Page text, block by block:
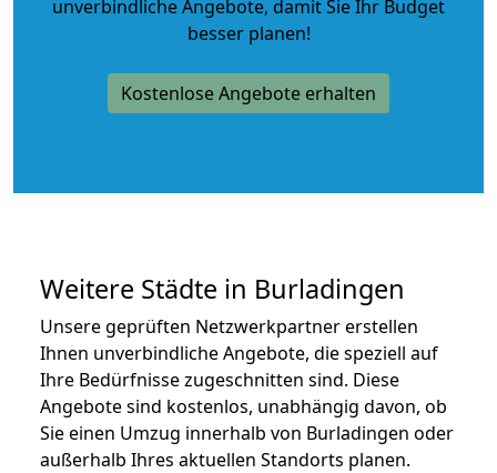
unverbindliche Angebote, damit Sie Ihr Budget
besser planen!
Kostenlose Angebote erhalten
Weitere Städte in Burladingen
Unsere geprüften Netzwerkpartner erstellen
Ihnen unverbindliche Angebote, die speziell auf
Ihre Bedürfnisse zugeschnitten sind. Diese
Angebote sind kostenlos, unabhängig davon, ob
Sie einen Umzug innerhalb von Burladingen oder
außerhalb Ihres aktuellen Standorts planen.